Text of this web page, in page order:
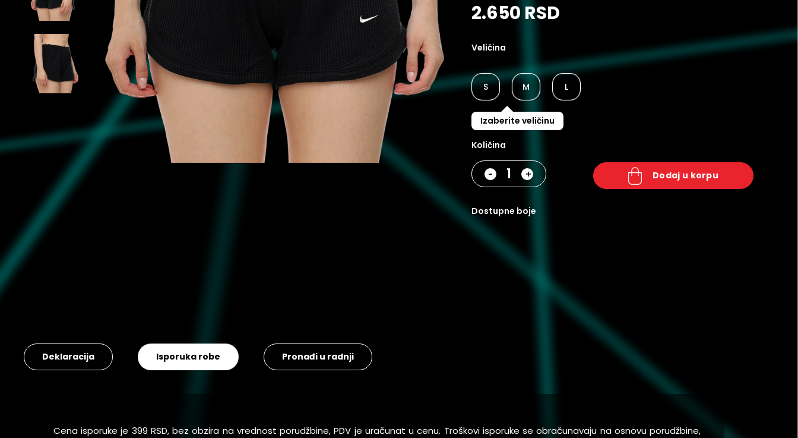
2.650 RSD
Veličina
S M L
Izaberite veličinu
Količina
- + dodaj u korpu
dostupne boje
Deklaracija Isporuka robe Pronađi u radnji
Cena isporuke je 399 RSD, bez obzira na vrednost porudžbine, PDV je uračunat u cenu. Troškovi isporuke se obračunavaju na osnovu porudžbine,